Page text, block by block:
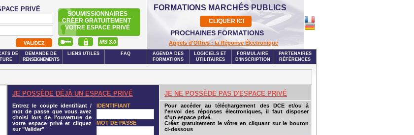
PRIVÉ
MS 3.0
SOUMISSIONNAIRES
CRÉER GRATUITEMENT
VOTRE ESPACE PRIVÉ
FORMATIONS MARCHÉS PUBLICS
CLIQUER ICI
PROCHAINES FORMATIONS
Appels d'Offres : la Réponse Électronique
DE
DEMANDE DE
RENSEIGNEMENTS
LIENS UTILES FAQ
AGENDA DES
FORMATIONS
LOGICIELS ET
UTILITAIRES
FORMULAIRE
D'INSCRIPTION
PARTENAIRES
RÉFÉRENCES
JE POSSÈDE DÉJÀ UN ESPACE PRIVÉ
Entrez le couple identifiant /
mot de passe que vous avez
choisi lors de l'ouverture de
votre espace privé et cliquez
sur "Valider"
IDENTIFIANT
MOT DE PASSE
JE NE POSSÈDE PAS D'ESPACE PRIVÉ
Pour accéder au téléchargement des DCE et/ou à
l'envoi des réponses électroniques, il faut disposer
d'un espace privé.
Créez gratuitement le vôtre en cliquant sur le bouton
ci-dessous